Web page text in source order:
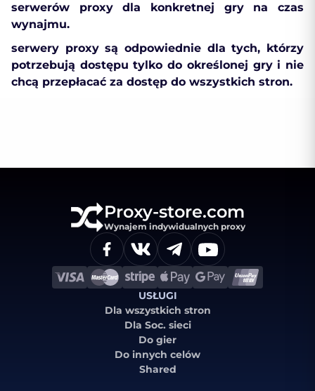
serwerów proxy dla konkretnej gry na czas
wynajmu.
serwery proxy są odpowiednie dla tych, którzy
potrzebują dostępu tylko do określonej gry i nie
chcą przepłacać za dostęp do wszystkich stron.
Proxy-store.com
Wynajem indywidualnych proxy
USŁUGI
Dla wszystkich stron
Dla Soc. sieci
Do gier
Do innych celów
Shared